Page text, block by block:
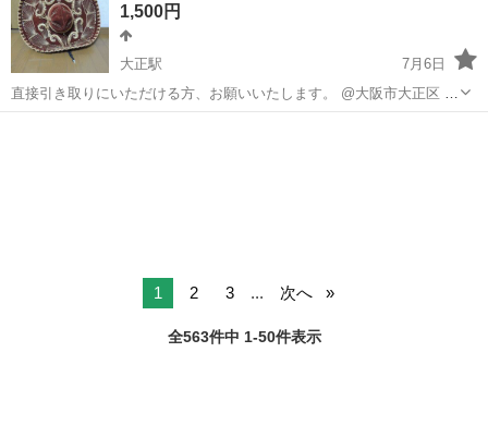
ルと先輩スタッフのフォロー体制...
1,500円
大正駅
7月6日
直接引き取りにいただける方、お願いいたします。 @大阪市大正区 幅
約62ｃｍ インテリアとして、部屋に飾っていました。 なので、ほこり
1 2 3 ... 次へ
全563件中 1-50件表示